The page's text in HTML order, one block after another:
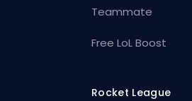
Teammate
Free LoL Boost
Rocket League